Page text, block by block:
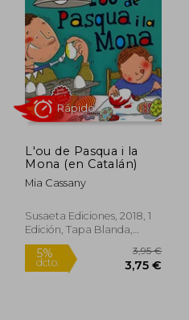
L'ou de Pasqua i la
Mona (en Catalán)
Mia Cassany
Susaeta Ediciones, 2018, 1
Edición, Tapa Blanda,
Nuevo